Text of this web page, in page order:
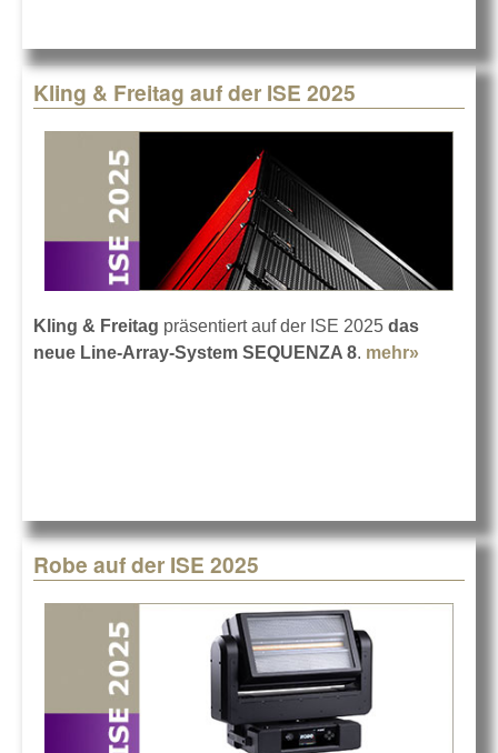
Kling & Freitag auf der ISE 2025
Kling & Freitag präsentiert auf der ISE 2025 das
neue Line-Array-System SEQUENZA 8. mehr»
Robe auf der ISE 2025